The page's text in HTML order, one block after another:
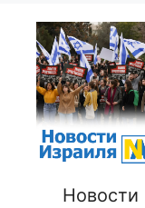
Новости